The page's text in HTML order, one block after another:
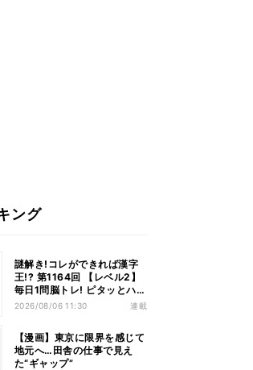
ング
謎解き!コレができれば漢字
王!? 第1164回 【レベル2】
毎日1問脳トレ! ピタッとハマ
る漢字はどれだ?
2026/08/06 11:30 連載
【漫画】東京に限界を感じて
地元へ…田舎の仕事で見え
た“ギャップ”